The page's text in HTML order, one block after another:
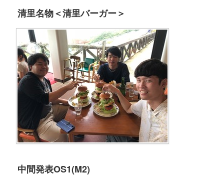
清里名物＜清里バーガー＞
中間発表OS1(M2)